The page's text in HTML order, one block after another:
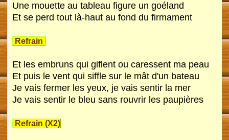
Une mouette au tableau figure un goéland
Et se perd tout là-haut au fond du firmament
Refrain
Et les embruns qui giflent ou caressent ma peau
Et puis le vent qui siffle sur le mât d'un bateau
Je vais fermer les yeux, je vais sentir la mer
Je vais sentir le bleu sans rouvrir les paupières
Refrain (X2)